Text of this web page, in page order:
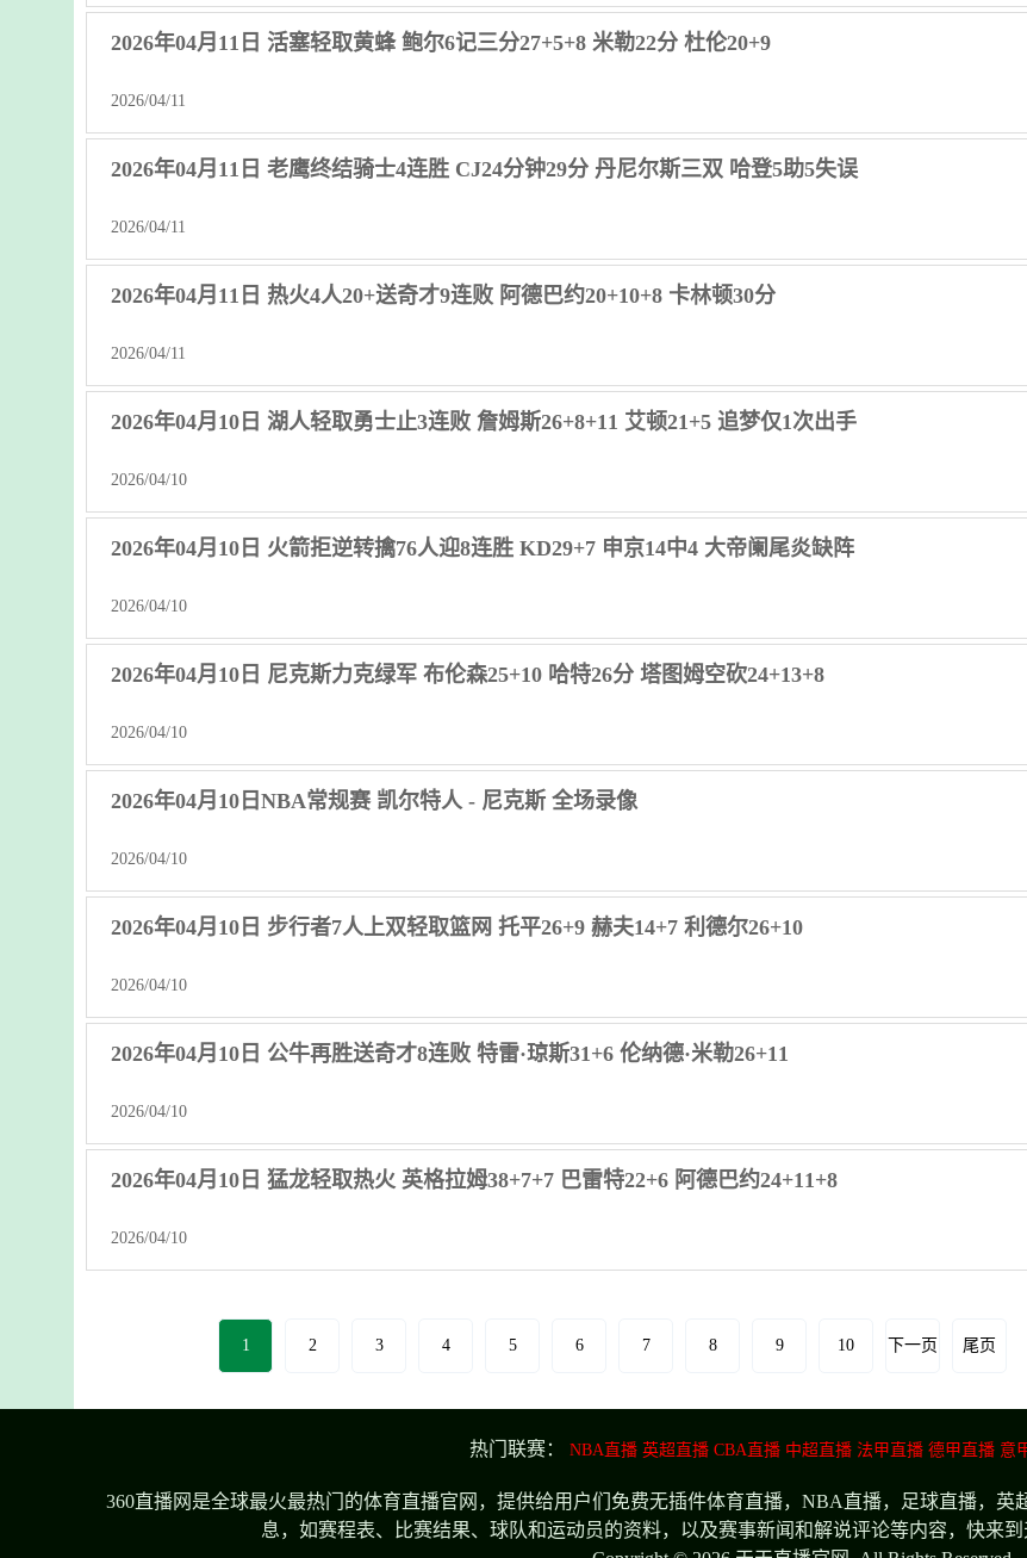
2026年04月11日 活塞轻取黄蜂 鲍尔6记三分27+5+8 米勒22分 杜伦20+9
2026/04/11
2026年04月11日 老鹰终结骑士4连胜 CJ24分钟29分 丹尼尔斯三双 哈登5助5失误
2026/04/11
2026年04月11日 热火4人20+送奇才9连败 阿德巴约20+10+8 卡林顿30分
2026/04/11
2026年04月10日 湖人轻取勇士止3连败 詹姆斯26+8+11 艾顿21+5 追梦仅1次出手
2026/04/10
2026年04月10日 火箭拒逆转擒76人迎8连胜 KD29+7 申京14中4 大帝阑尾炎缺阵
2026/04/10
2026年04月10日 尼克斯力克绿军 布伦森25+10 哈特26分 塔图姆空砍24+13+8
2026/04/10
2026年04月10日NBA常规赛 凯尔特人 - 尼克斯 全场录像
2026/04/10
2026年04月10日 步行者7人上双轻取篮网 托平26+9 赫夫14+7 利德尔26+10
2026/04/10
2026年04月10日 公牛再胜送奇才8连败 特雷·琼斯31+6 伦纳德·米勒26+11
2026/04/10
2026年04月10日 猛龙轻取热火 英格拉姆38+7+7 巴雷特22+6 阿德巴约24+11+8
2026/04/10
1 2 3 4 5 6 7 8 9 10 下一页 尾页
热门联赛： NBA直播 英超直播 CBA直播 中超直播 法甲直播 德甲直播 意
360直播网是全球最火最热门的体育直播官网，提供给用户们免费无插件体育直播，NBA直播，足球直播，
息，如赛程表、比赛结果、球队和运动员的资料，以及赛事新闻和解说评论等内容，快来